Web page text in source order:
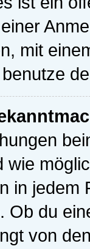
mit
wie
in jedem
Ob du
von